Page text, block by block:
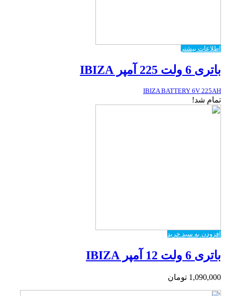
اطلاعات بیشتر
باتری 6 ولت 225 آمپر IBIZA
IBIZA BATTERY 6V 225AH
تمام شد!
افزودن به سبد خرید
باتری 6 ولت 12 آمپر IBIZA
1,090,000 تومان